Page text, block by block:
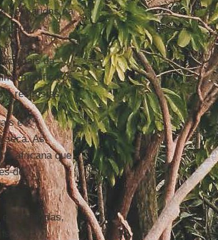
semiáridas na
seres
da
modifica os
e respostas.
e
seca. As
africana que
de
semiáridas,